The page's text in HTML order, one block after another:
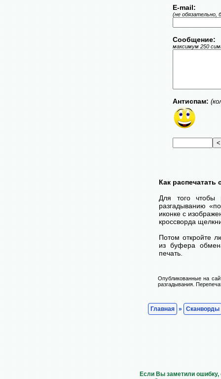
E-mail:
(не обязательно,
Сообщение:
максимум 250
Антиспам:
Как
Для того чтобы
разгадыванию
иконке с
кроссворда
Потом откройте
из буфера
печать.
Опубликованные на
разгадывания.
Главная » Сканворды
Если Вы заметили